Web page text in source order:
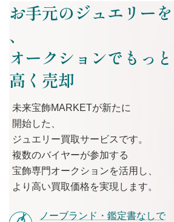
お手元のジュエリーを
、
オークションでもっと
高く売却
未来宝飾MARKETが新たに
開始した、
ジュエリー買取サービスです。
複数のバイヤーが参加する
宝飾専門オークションを活用し、
より 高い買取価格を実現します。
ノーブランド・鑑定書なしで